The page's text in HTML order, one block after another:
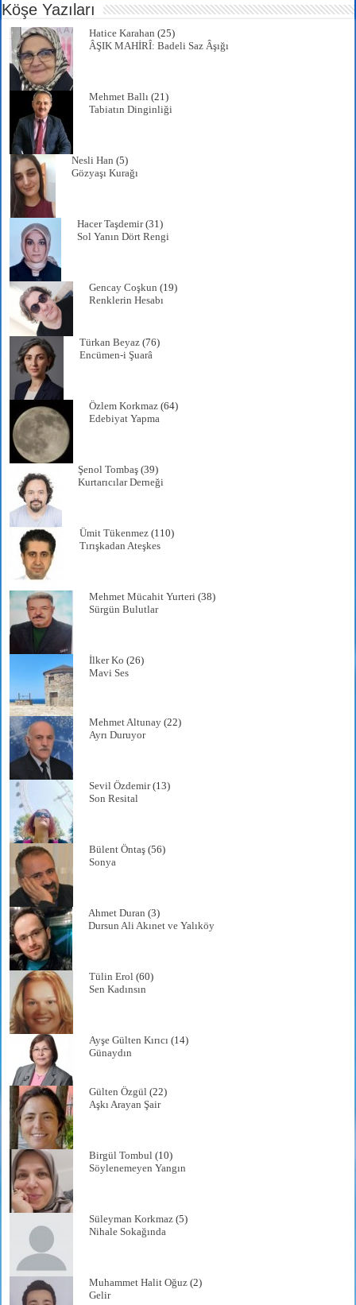
Köşe Yazıları
Hatice Karahan (25)
ÂŞIK MAHİRÎ: Badeli Saz Âşığı
Mehmet Ballı (21)
Tabiatın Dinginliği
Nesli Han (5)
Gözyaşı Kurağı
Hacer Taşdemir(31)
Sol Yanın Dört Rengi
Gencay Coşkun (19)
Renklerin Hesabı
Türkan Beyaz (76)
Encümen-i Şuarâ
Özlem Korkmaz (64)
Edebiyat Yapma
Şenol Tombaş (39)
Kurtarıcılar Derneği
Ümit Tükenmez (110)
Tırışkadan Ateşkes
Mehmet Mücahit Yurteri (38)
Sürgün Bulutlar
İlker Ko (26)
Mavi Ses
Mehmet Altunay (22)
Ayrı Duruyor
Sevil Özdemir(13)
Son Resital
Bülent Öntaş (56)
Sonya
Ahmet Duran (3)
Dursun Ali Akınet ve Yalıköy
Tülin Erol (60)
Sen Kadınsın
Ayşe Gülten Kırıcı (14)
Günaydın
Gülten Özgül (22)
Aşkı Arayan Şair
Birgül Tombul (10)
Söylenemeyen Yangın
Süleyman Korkmaz (5)
Nihale Sokağında
Muhammet Halit Oğuz (2)
Gelir